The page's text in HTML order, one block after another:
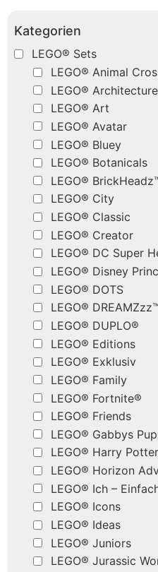
Kategorien
LEGO® Sets
LEGO® Animal
LEGO® Architecture
LEGO® Art
LEGO® Avatar
LEGO® Bluey
LEGO® Botanicals
LEGO®
LEGO® City
LEGO® Classic
LEGO® Creator
LEGO® DC Super
LEGO® Disney
LEGO® DOTS
LEGO® DREAMZzz™
LEGO® DUPLO®
LEGO® Editions
LEGO® Exklusiv
LEGO® Family
LEGO® Fortnite®
LEGO® Friends
LEGO® Gabbys
LEGO® Harry
LEGO® Horizon
LEGO® Ich –
LEGO® Icons
LEGO® Ideas
LEGO® Juniors
LEGO® Jurassic